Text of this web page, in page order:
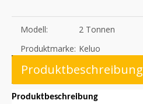
Modell:
2 Tonnen
Produktmarke: Keluo
Produktbeschreibung
Produktbeschreibung